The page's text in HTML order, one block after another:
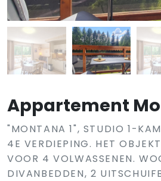
Appartement
"MONTANA 1", STUDIO 1-
4E VERDIEPING. HET
VOOR 4 VOLWASSENEN.
DIVANBEDDEN, 2